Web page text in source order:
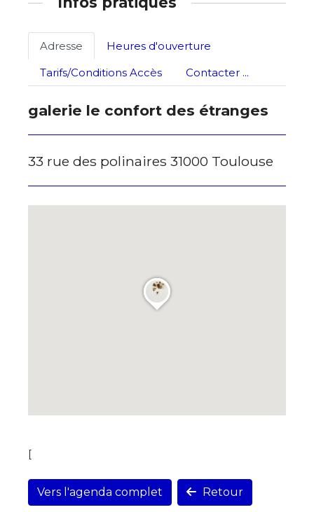
Prénom
Statut / Organisation
J'accepte les termes et conditions
Nom
Adresse
Heures d'ouverture
Tarifs/Conditions Accès
Contacter ...
galerie le confort des étranges
33 rue des polinaires 31000 Toulouse
[
Vers l'agenda complet Retour